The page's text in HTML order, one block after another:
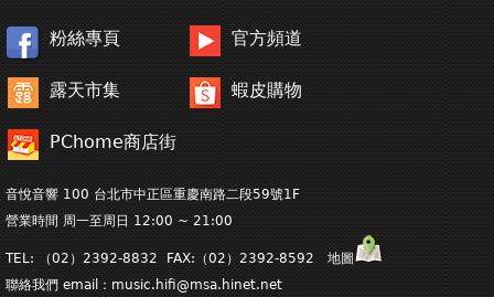
粉絲專頁 官方頻道
露天市集 蝦皮購物
PChome商店街
音悅音響 100 台北市中正區重慶南路二段59號1F
營業時間 周一至周日 12:00 ~ 21:00
TEL: （02）2392-8832 FAX:（02）2392-8592 地圖
聯絡我們 email： music.hifi@msa.hinet.net